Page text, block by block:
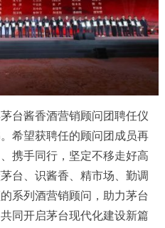
台酱香酒营销顾问团聘任仪
希望获聘任的顾问团成员再
携手同行，坚定不移走好高
台、识酱香、精市场、勤调
系列酒营销顾问，助力茅台
同开启茅台现代化建设新篇